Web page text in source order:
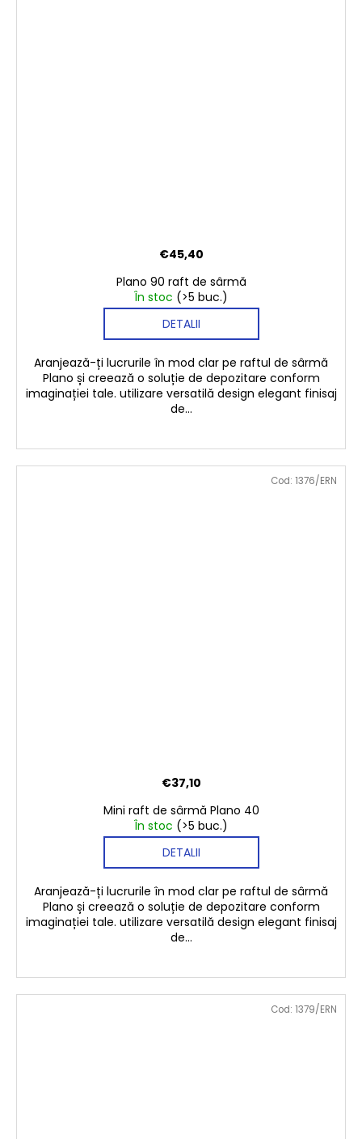
Plano 90 raft de sârmă
În stoc (>5 buc.)
€45,40
DETALII
Aranjează-ți lucrurile în mod clar pe raftul de sârmă
Plano și creează o soluție de depozitare conform
imaginației tale. utilizare versatilă design elegant finisaj
de...
Mini raft de sârmă Plano 40
În stoc (>5 buc.)
€37,10
DETALII
Aranjează-ți lucrurile în mod clar pe raftul de sârmă
Plano și creează o soluție de depozitare conform
imaginației tale. utilizare versatilă design elegant finisaj
de...
Cod: 1376/ERN
Cod: 1379/ERN